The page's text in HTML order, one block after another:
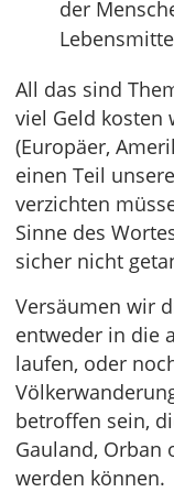
der
All das sind
viel Geld kosten
(Europäer,
einen Teil
verzichten
Sinne des
sicher nicht
Versäumen wir
entweder in die
laufen, oder
betroffen sein,
Gauland, Orban
werden können.